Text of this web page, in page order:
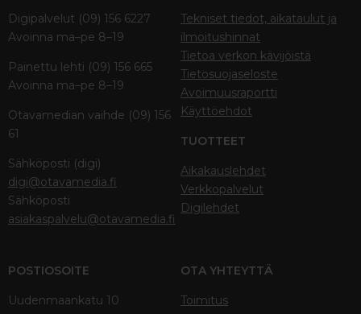
Digipalvelut (09) 156 6227
Avoinna ma–pe 8–19
Painettu lehti (09) 156 665
Avoinna ma–pe 8–19
Otavamedian vaihde (09) 156
61
Sähköposti (digi)
digi@otavamedia.fi
Sähköposti
asiakaspalvelu@otavamedia.fi
Tekniset tiedot, aikataulut ja
ilmoitushinnat
Tietoa verkon kävijöistä
Tietosuojaseloste
Avoimuusraportti
Käyttöehdot
TUOTTEET
Aikakauslehdet
Verkkopalvelut
Digilehdet
POSTIOSOITE
Uudenmaankatu 10
OTA YHTEYTTÄ
Toimitus